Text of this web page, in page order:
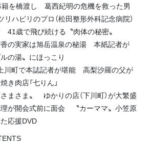
籍を橋渡し 葛西紀明の危機を救った男
リハビリのプロ（松田整形外科記念病院）
41歳で飛び続ける〝肉体の秘密〟
の実家は旭岳温泉の秘湯 本紙記者が
ルの湯〟にほっこり
川町で本誌記者が堪能 高梨沙羅の父が
き肉店「七りん」
まさま〟 ゆかりの店（下川町）が大繁盛
が開会式前に面会 〝カーママ〟小笠原
応援DVD